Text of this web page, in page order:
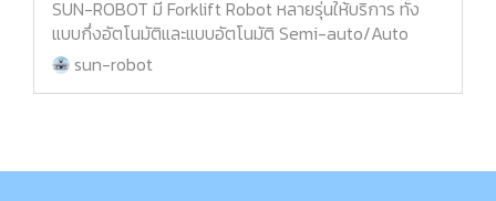
SUN-ROBOT มี Forklift Robot หลายรุ่นให้บริการ ทั้ง
แบบกึ่งอัตโนมัติและแบบอัตโนมัติ Semi-auto/Auto
sun-robot